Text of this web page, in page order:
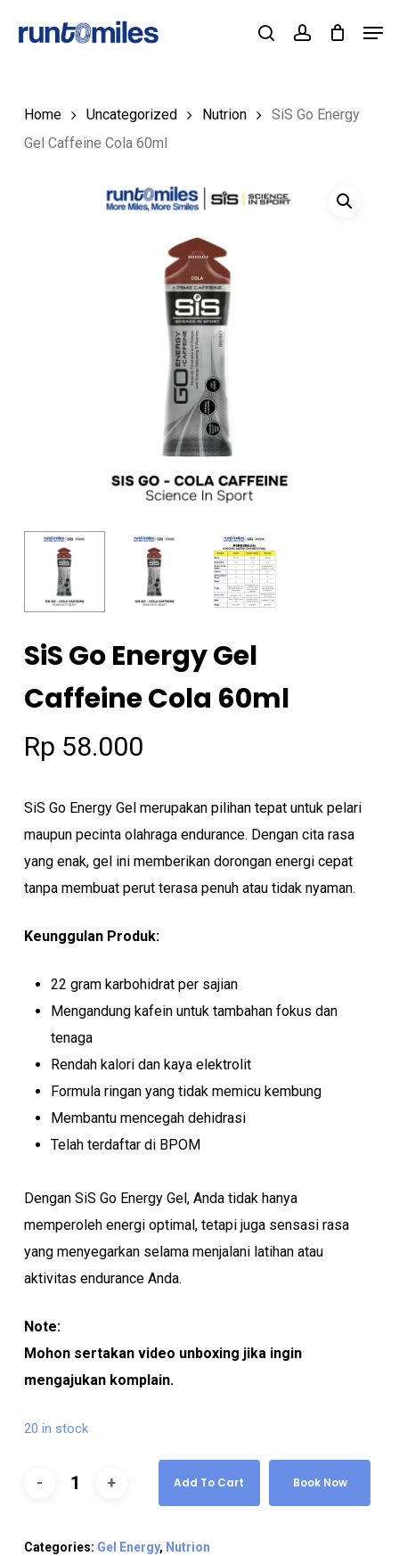
searchaccount
Cart Close
Home Uncategorized Nutrion
SiS Go Energy
Gel Caffeine Cola 60ml
SiS Go Energy Gel
Caffeine Cola 60ml
Rp 58.000
SiS Go Energy Gel merupakan pilihan tepat untuk pelari
maupun pecinta olahraga endurance. Dengan cita rasa
yang enak, gel ini memberikan dorongan energi cepat
tanpa membuat perut terasa penuh atau tidak nyaman.
Keunggulan Produk:
22 gram karbohidrat per sajian
Mengandung kafein untuk tambahan fokus dan
tenaga
Rendah kalori dan kaya elektrolit
Formula ringan yang tidak memicu kembung
Membantu mencegah dehidrasi
Telah terdaftar di BPOM
Dengan SiS Go Energy Gel, Anda tidak hanya
memperoleh energi optimal, tetapi juga sensasi rasa
yang menyegarkan selama menjalani latihan atau
aktivitas endurance Anda.
Note:
Mohon sertakan video unboxing jika ingin
mengajukan komplain.
20 in stock
Add To Cart Book Now
Categories: Gel Energy, Nutrion